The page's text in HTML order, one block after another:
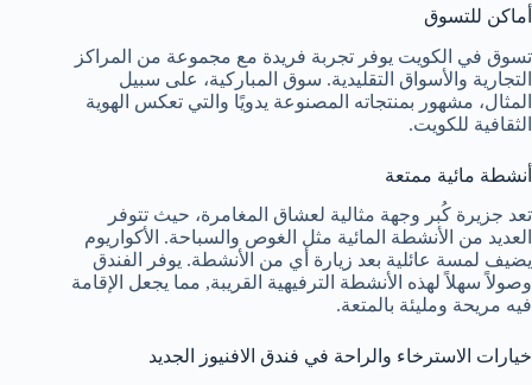
أماكن للتسوق
تسوق في الكويت يوفر تجربة فريدة مع مجموعة من المراكز
التجارية والأسواق التقليدية. سوق المباركية، على سبيل
المثال، مشهور بمنتجاته المصنوعة يدويًا والتي تعكس الهوية
الثقافية للكويت.
أنشطة مائية ممتعة
تعد جزيرة كُبر وجهة مثالية لعشاق المغامرة، حيث تتوفر
العديد من الأنشطة المائية مثل الغوص والسباحة. الأكواريوم
يضيف لمسة عائلية بعد زيارة أي من الأنشطة. يوفر الفندق
وصولاً سهلاً لهذه الأنشطة الترفيهية القريبة, مما يجعل الإقامة
فيه مريحة ومليئة بالمتعة.
خيارات الاسترخاء والراحة في فندق الافنيوز الجديد